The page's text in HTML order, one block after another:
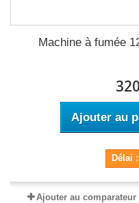
Machine à fumée
Ajouter au
Délai
Ajouter au comparateur